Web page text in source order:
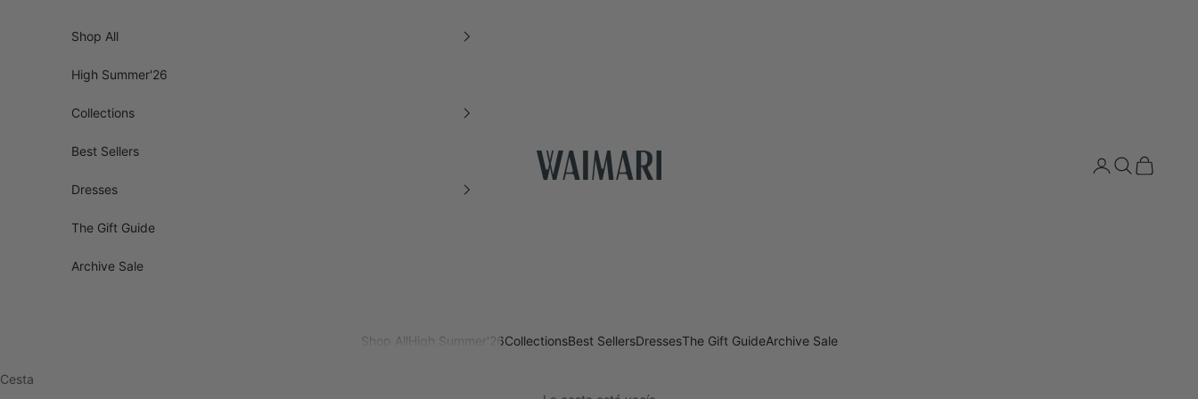
WAIMARI RESORTWEAR COL
Shop AllHigh Summer'26CollectionsBest SellersDressesThe Gift GuideArchive Sale
Iniciar sesión
Buscar
Cesta
Shop All
High Summer'26
Collections
Best Sellers
Dresses
The Gift Guide
Archive Sale
Cesta